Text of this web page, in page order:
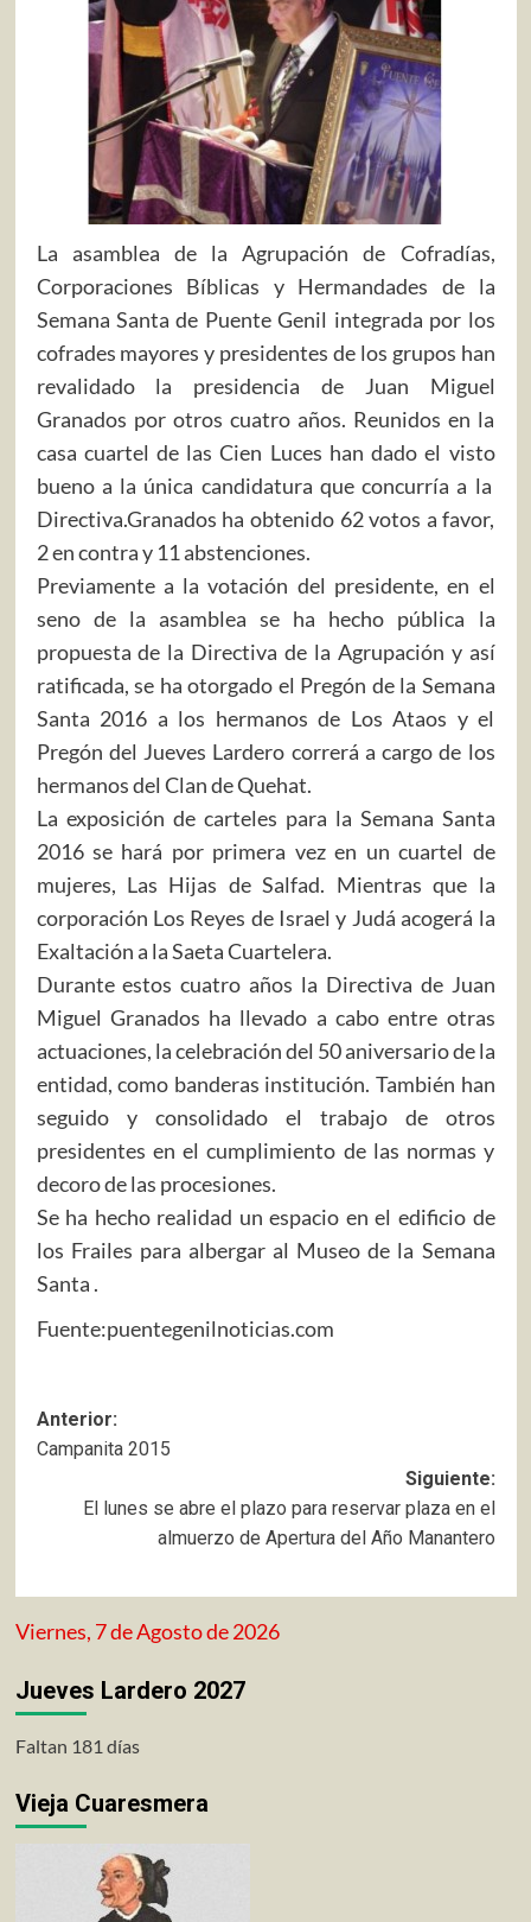
La asamblea de la Agrupación de Cofradías,
Corporaciones Bíblicas y Hermandades de la
Semana Santa de Puente Genil integrada por los
cofrades mayores y presidentes de los grupos han
revalidado la presidencia de Juan Miguel
Granados por otros cuatro años. Reunidos en la
casa cuartel de las Cien Luces han dado el visto
bueno a la única candidatura que concurría a la
Directiva.Granados ha obtenido 62 votos a favor,
2 en contra y 11 abstenciones.
Previamente a la votación del presidente, en el
seno de la asamblea se ha hecho pública la
propuesta de la Directiva de la Agrupación y así
ratificada, se ha otorgado el Pregón de la Semana
Santa 2016 a los hermanos de Los Ataos y el
Pregón del Jueves Lardero correrá a cargo de los
hermanos del Clan de Quehat.
La exposición de carteles para la Semana Santa
2016 se hará por primera vez en un cuartel de
mujeres, Las Hijas de Salfad. Mientras que la
corporación Los Reyes de Israel y Judá acogerá la
Exaltación a la Saeta Cuartelera.
Durante estos cuatro años la Directiva de Juan
Miguel Granados ha llevado a cabo entre otras
actuaciones, la celebración del 50 aniversario de la
entidad, como banderas institución. También han
seguido y consolidado el trabajo de otros
presidentes en el cumplimiento de las normas y
decoro de las procesiones.
Se ha hecho realidad un espacio en el edificio de
los Frailes para albergar al Museo de la Semana
Santa .
Fuente:puentegenilnoticias.com
Navegación
de
entradas
Anterior:
Campanita 2015
Siguiente:
El lunes se abre el plazo para reservar plaza en el
almuerzo de Apertura del Año Manantero
Viernes, 7 de Agosto de 2026
Jueves Lardero 2027
Faltan 181 días
Vieja Cuaresmera